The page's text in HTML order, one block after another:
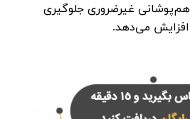
غیرضروری جلوگیری
افزایش می‌دهد.